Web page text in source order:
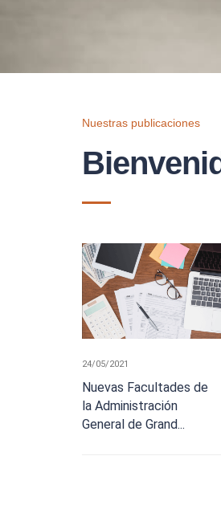
Nuestras publicaciones
24/05/2021
Nuevas Facultades de
la Administración
General de Grand...